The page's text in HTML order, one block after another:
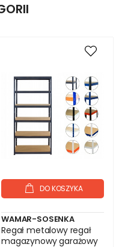
DO KOSZYKA
WAMAR-SOSENKA
Regał metalowy regał
magazynowy garażowy